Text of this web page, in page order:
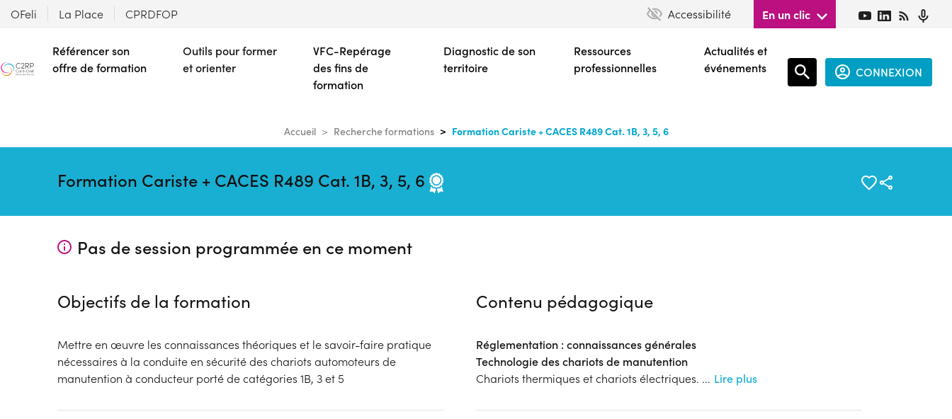
contenu
principal
OFeli La Place CPRDFOP Accessibilité En un clic
Référencer son
offre de formation
Outils pour former
et orienter
VFC-Repérage
des fins de
formation
Diagnostic de son
territoire
Ressources
professionnelles
Actualités et
événements
CONNEXION
Accueil Recherche formations Formation Cariste + CACES R489 Cat. 1B, 3, 5, 6
Formation Cariste + CACES R489 Cat. 1B, 3, 5, 6
Pas de session programmée en ce moment
Objectifs de la formation
Mettre en œuvre les connaissances théoriques et le savoir-faire pratique
nécessaires à la conduite en sécurité des chariots automoteurs de
manutention à conducteur porté de catégories 1B, 3 et 5
Contenu pédagogique
Réglementation : connaissances générales
Technologie des chariots de manutention
Chariots thermiques et chariots électriques. ... Lire plus